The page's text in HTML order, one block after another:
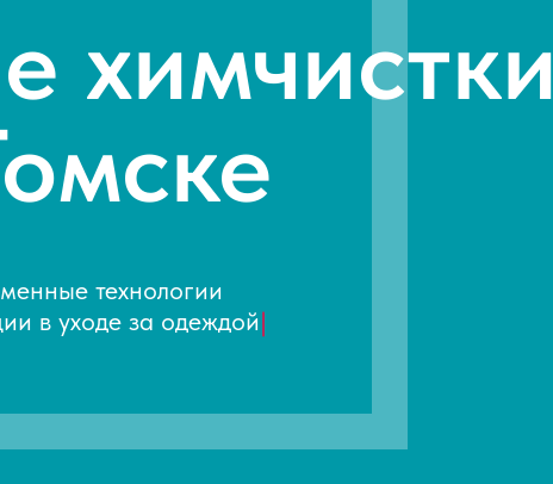
химчистки
технологии
в уходе за одеждой|